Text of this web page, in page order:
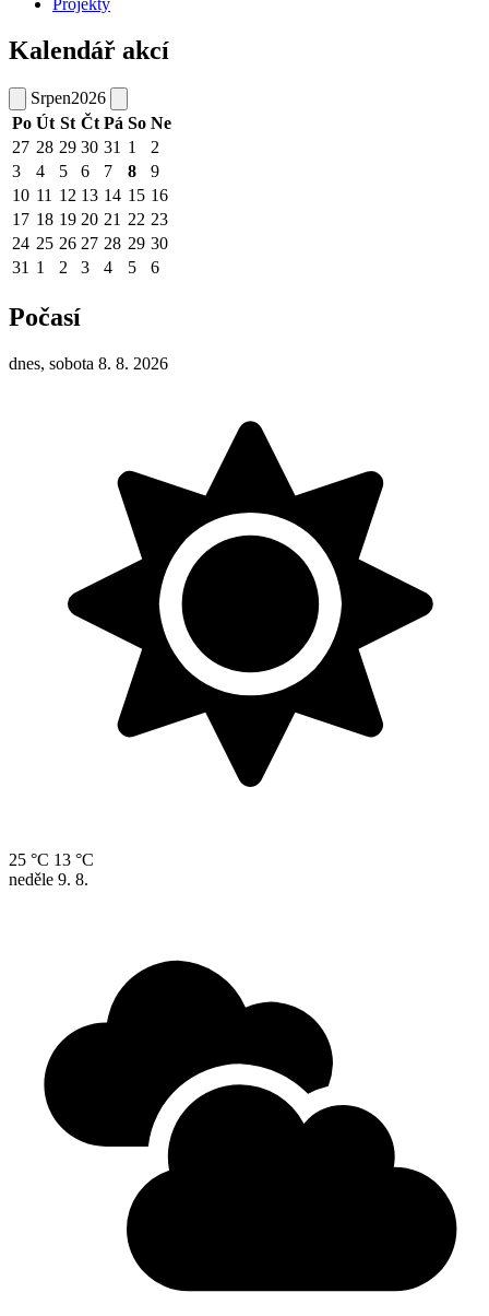
Projekty
Kalendář akcí
Srpen2026
Po Út St Čt Pá So Ne
27 28 29 30 31 1
2
3
4 5 6 7 8
9
10 11 12 13 14 15 16
17 18 19 20 21 22 23
24 25 26 27 28 29 30
31 1 2 3 4 5 6
Počasí
dnes, sobota 8. 8. 2026
25 °C 13 °C
neděle 9. 8.